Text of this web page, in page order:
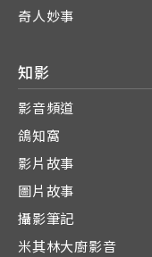
奇人妙事
知影
影音頻道
鴿知窩
影片故事
圖片故事
攝影筆記
米其林大廚影音